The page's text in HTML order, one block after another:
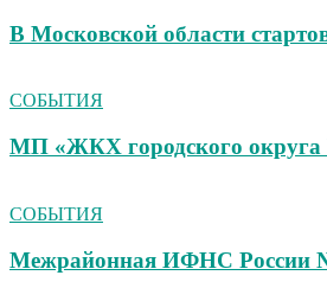
В Московской области
СОБЫТИЯ
МП «ЖКХ городского округа
СОБЫТИЯ
Межрайонная ИФНС России